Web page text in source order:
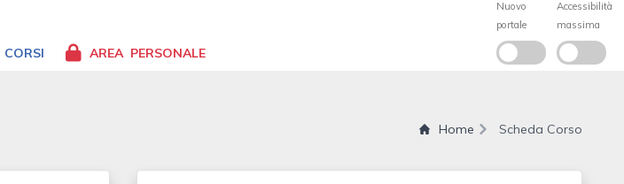
CORSI AREA PERSONALE
Home Scheda Corso